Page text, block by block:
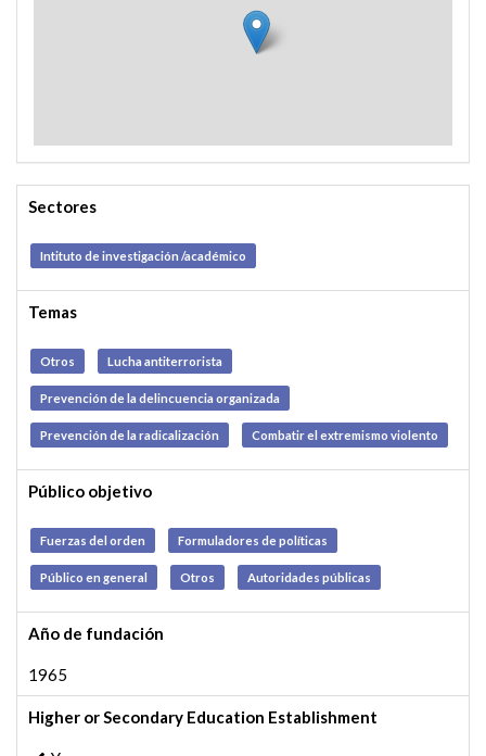
Sectores
Intituto de investigación /académico
Temas
Otros Lucha antiterrorista
Prevención de la delincuencia organizada
Prevención de la radicalización Combatir el extremismo violento
Público objetivo
Fuerzas del orden Formuladores de políticas
Público en general Otros Autoridades públicas
Año de fundación
1965
Higher or Secondary Education Establishment